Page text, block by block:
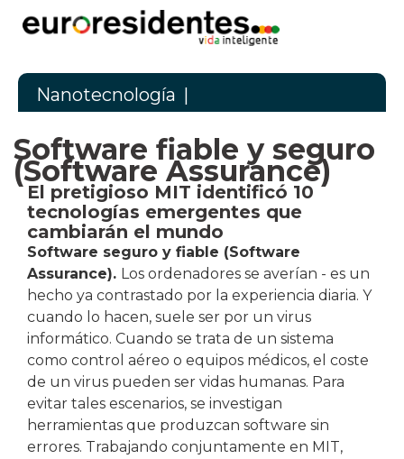
Nanotecnología
Software fiable y seguro
(Software Assurance)
El pretigioso MIT identificó 10
tecnologías emergentes que
cambiarán el mundo
Software seguro y fiable (Software
Assurance). Los ordenadores se averían - es un
hecho ya contrastado por la experiencia diaria. Y
cuando lo hacen, suele ser por un virus
informático. Cuando se trata de un sistema
como control aéreo o equipos médicos, el coste
de un virus pueden ser vidas humanas. Para
evitar tales escenarios, se investigan
herramientas que produzcan software sin
errores. Trabajando conjuntamente en MIT,